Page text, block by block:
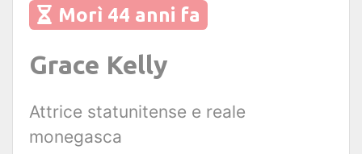
Morì 44 anni fa
Grace Kelly
Attrice statunitense e reale
monegasca